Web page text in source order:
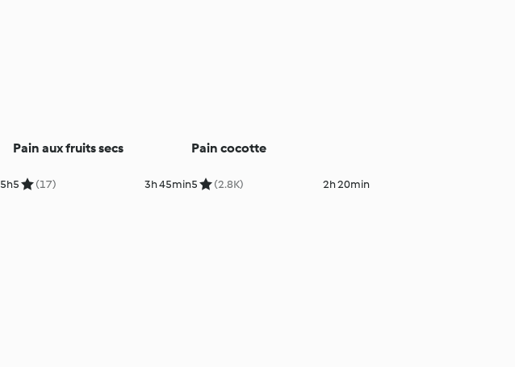
5h
Pain aux fruits secs
5 (17) 3h 45min
Pain cocotte
5 (2.8K) 2h 20min